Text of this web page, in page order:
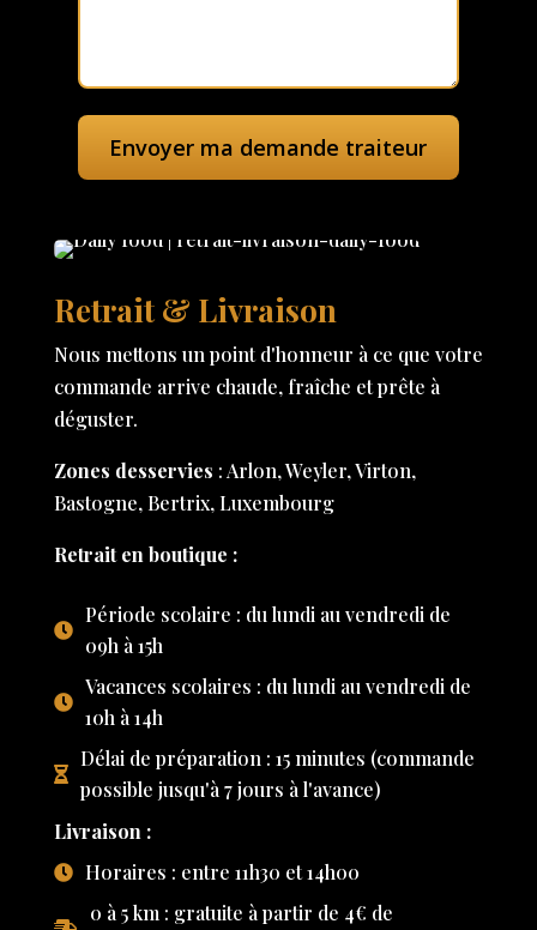
Retrait & Livraison
Nous mettons un point d'honneur à ce que votre
commande arrive chaude, fraîche et prête à
déguster.
Zones desservies : Arlon, Weyler, Virton,
Bastogne, Bertrix, Luxembourg
Retrait en boutique :
Période scolaire : du lundi au vendredi de
09h à 15h
Vacances scolaires : du lundi au vendredi de
10h à 14h
Délai de préparation : 15 minutes (commande
possible jusqu'à 7 jours à l'avance)
Livraison :
Horaires : entre 11h30 et 14h00
0 à 5 km : gratuite à partir de 4€ de